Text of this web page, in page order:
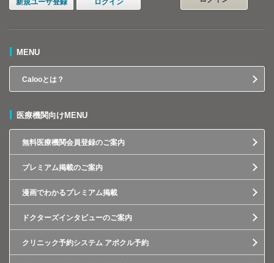
新規ユーザ登録 ログイン
MENU
Calooとは？
医療機関向けMENU
無料医療機関会員登録のご案内
プレミアム掲載のご案内
漫画でわかるプレミアム掲載
ドクターズインタビューのご案内
クリニック予約システム アポクル予約